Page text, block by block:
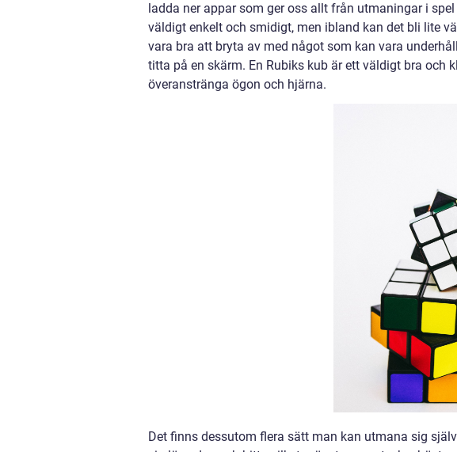
ladda ner appar som ger oss allt från utmaningar i
väldigt enkelt och smidigt, men ibland kan det bli lite
vara bra att bryta av med något som kan vara
titta på en skärm. En Rubiks kub är ett väldigt bra och
överanstränga ögon och hjärna.
Det finns dessutom flera sätt man kan utmana sig